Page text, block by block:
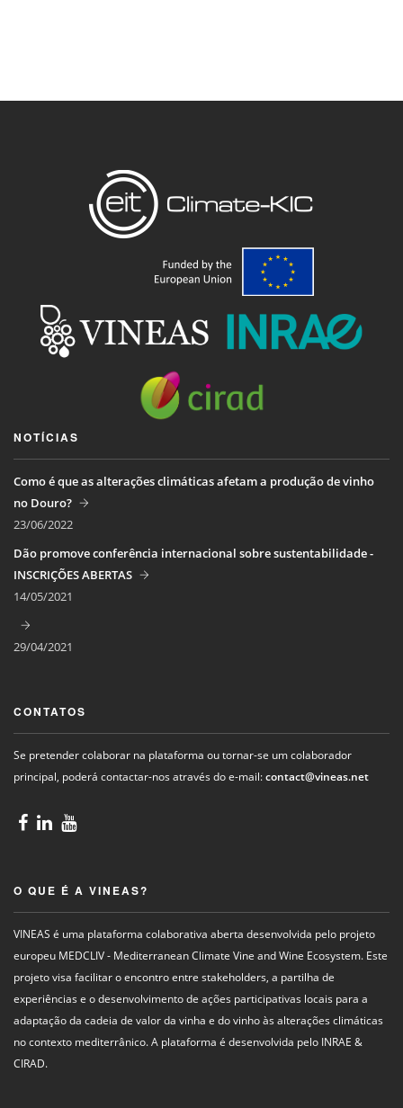
NOTÍCIAS
Como é que as alterações climáticas afetam a produção de vinho
no Douro?
23/06/2022
Dão promove conferência internacional sobre sustentabilidade -
INSCRIÇÕES ABERTAS
14/05/2021
29/04/2021
CONTATOS
Se pretender colaborar na plataforma ou tornar-se um colaborador
principal, poderá contactar-nos através do e-mail:contact@vineas.net
O QUE É A VINEAS?
VINEAS é uma plataforma colaborativa aberta desenvolvida pelo projeto
europeu MEDCLIV - Mediterranean Climate Vine and Wine Ecosystem. Este
projeto visa facilitar o encontro entre stakeholders, a partilha de
experiências e o desenvolvimento de ações participativas locais para a
adaptação da cadeia de valor da vinha e do vinho às alterações climáticas
no contexto mediterrânico. A plataforma é desenvolvida pelo INRAE &
CIRAD.